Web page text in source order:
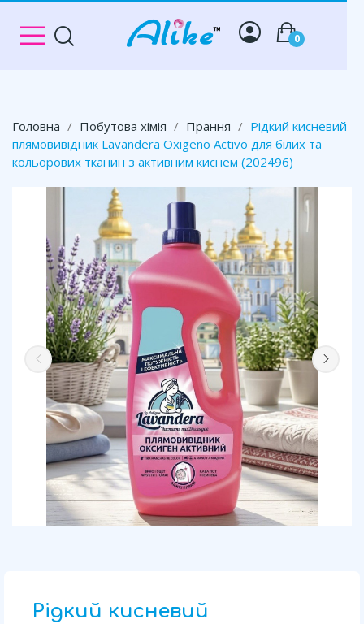
0
Головна Побутова хімія Прання
Рідкий кисневий
плямовивідник Lavandera Oxigeno Activo для білих та
кольорових тканин з активним киснем (202496)
Рідкий кисневий